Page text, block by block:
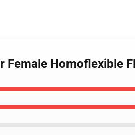
Female Homoflexible